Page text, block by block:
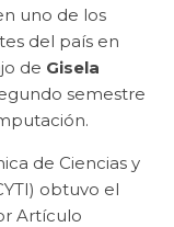
uno de los
del país en
de Gisela
semestre
de Ciencias y
obtuvo el
Artículo